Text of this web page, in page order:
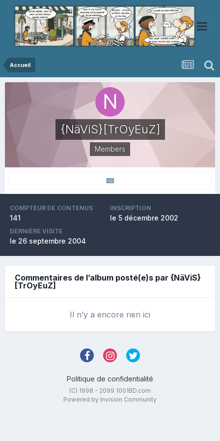
Accueil
{NäViS}[TrOyEuZ]
Members
COMPTEUR DE CONTENUS
141
INSCRIPTION
le 5 décembre 2002
DERNIÈRE VISITE
le 26 septembre 2004
Commentaires de l’album posté(e)s par {NäViS}
[TrOyEuZ]
Il n’y a encore rien ici
Politique de confidentialité
(C) 1998 - 2099 1001BD.com
Powered by Invision Community